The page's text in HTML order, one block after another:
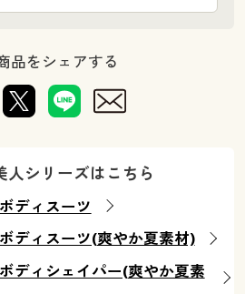
品をシェアする
人シリーズはこちら
ディスーツ
ディスーツ(爽やか夏素材)
ディシェイパー(爽やか夏素